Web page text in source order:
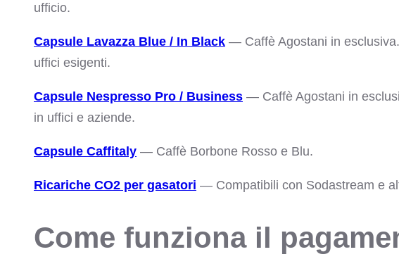
ufficio.
Capsule Lavazza Blue / In Black — Caffè Agostani in
uffici esigenti.
Capsule Nespresso Pro / Business — Caffè Agostani in
in uffici e aziende.
Capsule Caffitaly — Caffè Borbone Rosso e Blu.
Ricariche CO2 per gasatori — Compatibili con Sodastream e
Come funziona il